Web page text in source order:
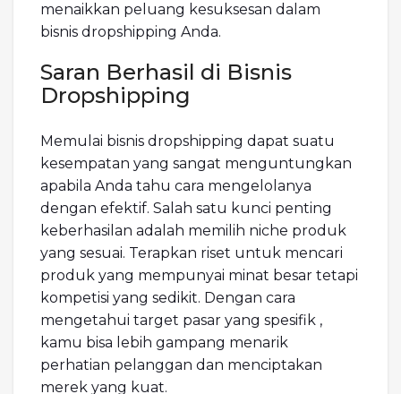
menaikkan peluang kesuksesan dalam
bisnis dropshipping Anda.
Saran Berhasil di Bisnis
Dropshipping
Memulai bisnis dropshipping dapat suatu
kesempatan yang sangat menguntungkan
apabila Anda tahu cara mengelolanya
dengan efektif. Salah satu kunci penting
keberhasilan adalah memilih niche produk
yang sesuai. Terapkan riset untuk mencari
produk yang mempunyai minat besar tetapi
kompetisi yang sedikit. Dengan cara
mengetahui target pasar yang spesifik ,
kamu bisa lebih gampang menarik
perhatian pelanggan dan menciptakan
merek yang kuat.